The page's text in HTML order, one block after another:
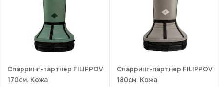
Спарринг-партнер FILIPPOV
170см. Кожа
Спарринг-партнер FILIPPOV
180см. Кожа